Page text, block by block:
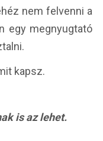
nem felvenni a
egy megnyugtató
kapsz.
is az lehet.